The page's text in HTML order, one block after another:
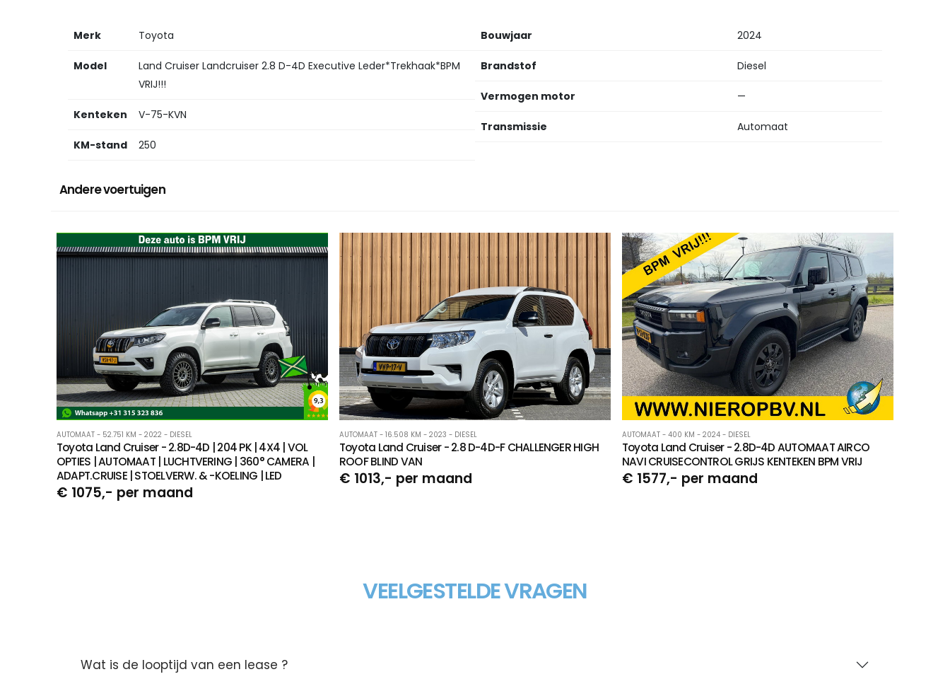
Merk Toyota
Model
Land Cruiser Landcruiser 2.8 D-4D Executive Leder*Trekhaak*BPM
VRIJ!!!
Kenteken V-75-KVN
KM-stand 250
Bouwjaar 2024
Brandstof Diesel
Vermogen motor —
Transmissie Automaat
Andere voertuigen
AUTOMAAT - 52.751 KM - 2022 - DIESEL
Toyota Land Cruiser - 2.8D-4D | 204 PK | 4X4 | VOL
OPTIES | AUTOMAAT | LUCHTVERING | 360° CAMERA |
ADAPT.CRUISE | STOELVERW. & -KOELING | LED
€ 1075,- per maand
AUTOMAAT - 16.508 KM - 2023 - DIESEL
Toyota Land Cruiser - 2.8 D-4D-F CHALLENGER HIGH
ROOF BLIND VAN
€ 1013,- per maand
AUTOMAAT - 400 KM - 2024 - DIESEL
Toyota Land Cruiser - 2.8D-4D AUTOMAAT AIRCO
NAVI CRUISECONTROL GRIJS KENTEKEN BPM VRIJ
€ 1577,- per maand
VEELGESTELDE VRAGEN
Wat is de looptijd van een lease ?